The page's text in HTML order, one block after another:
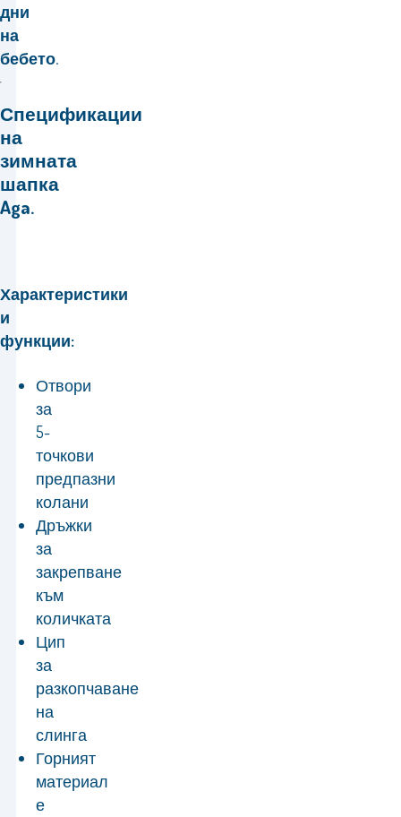
дни
на
бебето.
Спецификации
на
зимната
шапка
Aga.
Характеристики
и
функции:
Отвори
за
5-
точкови
предпазни
колани
Дръжки
за
закрепване
към
количката
Цип
за
разкопчаване
на
слинга
Горният
материал
е